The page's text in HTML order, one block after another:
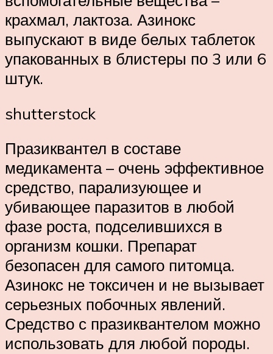
крахмал, лактоза. Азинокс
выпускают в виде белых таблеток
упакованных в блистеры по 3 или 6
штук.
shutterstock
Празиквантел в составе
медикамента – очень эффективное
средство, парализующее и
убивающее паразитов в любой
фазе роста, подселившихся в
организм кошки. Препарат
безопасен для самого питомца.
Азинокс не токсичен и не вызывает
серьезных побочных явлений.
Средство с празиквантелом можно
использовать для любой породы.